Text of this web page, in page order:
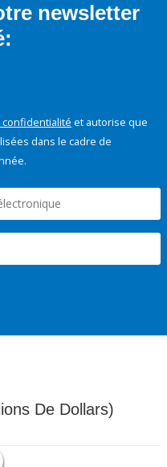
newsletter
et autorise que
dans le cadre de
De Dollars)